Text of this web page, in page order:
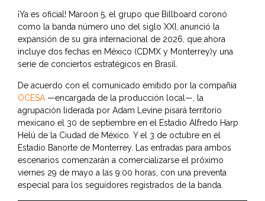
¡Ya es oficial! Maroon 5, el grupo que Billboard coronó
como la banda número uno del siglo XXI, anunció la
expansión de su gira internacional de 2026, que ahora
incluye dos fechas en México (CDMX y Monterrey)y una
serie de conciertos estratégicos en Brasil.
De acuerdo con el comunicado emitido por la compañía
OCESA —encargada de la producción local—, la
agrupación liderada por Adam Levine pisará territorio
mexicano el 30 de septiembre en el Estadio Alfredo Harp
Helú de la Ciudad de México. Y el 3 de octubre en el
Estadio Banorte de Monterrey. Las entradas para ambos
escenarios comenzarán a comercializarse el próximo
viernes 29 de mayo a las 9:00 horas, con una preventa
especial para los seguidores registrados de la banda.